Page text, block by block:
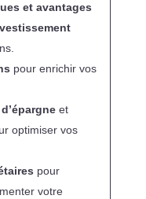
et avantages
pour enrichir vos
et
optimiser vos
pour
votre